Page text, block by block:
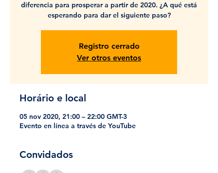
diferencia para prosperar a partir de 2020. ¿A qué está
esperando para dar el siguiente paso?
Registro cerrado
Ver otros eventos
Horário e local
05 nov 2020, 21:00 – 22:00 GMT-3
Evento en línea a través de YouTube
Convidados